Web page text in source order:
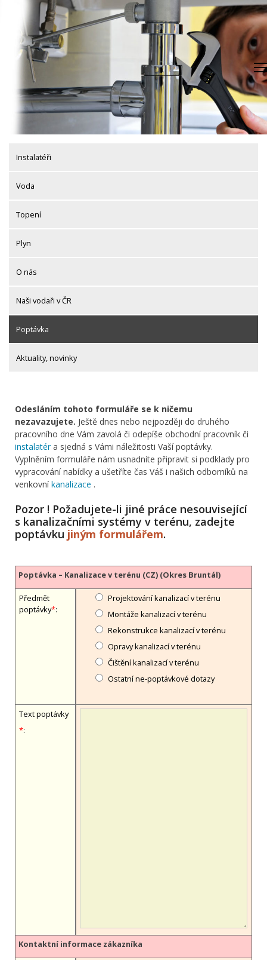
content
Instalatéři
Voda
Topení
Plyn
O nás
Naši vodaři v ČR
Poptávka
Aktuality, novinky
Odesláním tohoto formuláře se k ničemu
nezavazujete. Ještě dnes nebo nejpozději do druhého
pracovního dne Vám zavolá či odepíše obchodní pracovník či
instalatéra sjedná s Vámi náležitosti Vaší poptávky.
Vyplněním formuláře nám usnadníte připravit si podklady pro
vypracování nabídky a ušetříte čas Váš i našich odborníků na
venkovníkanalizace .
Pozor ! Požadujete-li jiné práce nesouvisející
s kanalizačními systémy v terénu, zadejte
poptávku jiným formulářem.
Poptávka – Kanalizace v terénu (CZ) (Okres Bruntál)
Předmět
poptávky*:
Projektování kanalizací v terénu
Montáže kanalizací v terénu
Rekonstrukce kanalizací v terénu
Opravy kanalizací v terénu
Čištění kanalizací v terénu
Ostatní ne-poptávkové dotazy
Text poptávky
*:
Kontaktní informace zákazníka